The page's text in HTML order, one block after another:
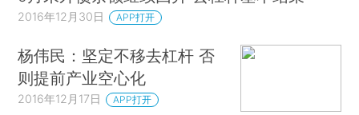
2016年12月30日 APP打开
杨伟民：坚定不移去杠杆 否
则提前产业空心化
2016年12月17日 APP打开